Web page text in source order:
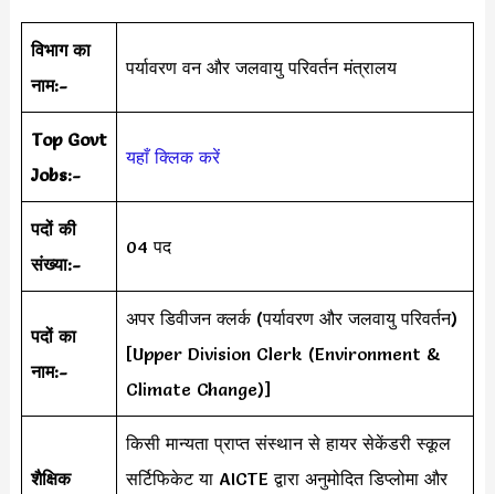
विभाग का
नाम:-
पर्यावरण वन और जलवायु परिवर्तन मंत्रालय
Top Govt
Jobs:-
यहाँ क्लिक करें
पदों की
संख्या:-
04 पद
पदों का
नाम:-
अपर डिवीजन क्लर्क (पर्यावरण और जलवायु परिवर्तन)
[Upper Division Clerk (Environment &
Climate Change)]
शैक्षिक
किसी मान्यता प्राप्त संस्थान से हायर सेकेंडरी स्कूल
सर्टिफिकेट या AICTE द्वारा अनुमोदित डिप्लोमा और